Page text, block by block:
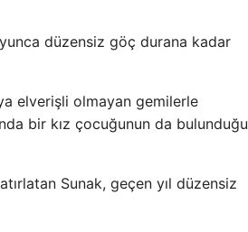
düzensiz göç durana kadar
elverişli olmayan gemilerle
bir kız çocuğunun da bulunduğu
Sunak, geçen yıl düzensiz